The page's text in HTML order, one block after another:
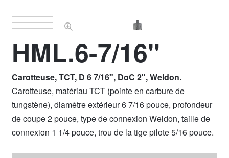
HML.6-7/16"
Carotteuse, TCT, D 6 7/16", DoC 2", Weldon.
Carotteuse, matériau TCT (pointe en carbure de
tungstène), diamètre extérieur 6 7/16 pouce, profondeur
de coupe 2 pouce, type de connexion Weldon, taille de
connexion 1 1/4 pouce, trou de la tige pilote 5/16 pouce.